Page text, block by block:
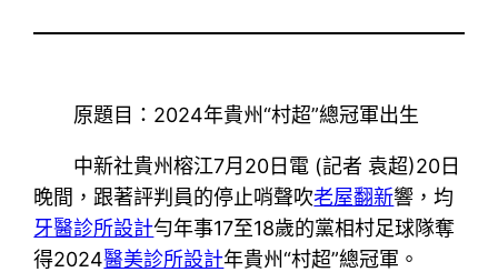
原題目：2024年貴州“村超”總冠軍出生
中新社貴州榕江7月20日電 (記者 袁超)20日
晚間，跟著評判員的停止哨聲吹老屋翻新響，均
牙醫診所設計勻年事17至18歲的黨相村足球隊奪
得2024醫美診所設計年貴州“村超”總冠軍。